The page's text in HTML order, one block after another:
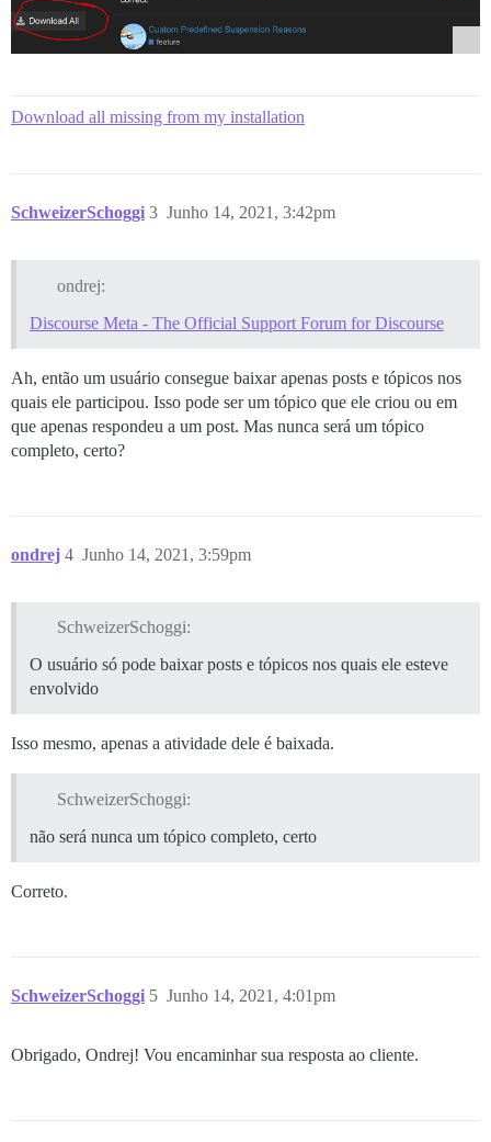
Download all missing from my installation
SchweizerSchoggi Junho 14, 2021, 3:42pm
3
ondrej:
Discourse Meta - The Official Support Forum for Discourse
Ah, então um usuário consegue baixar apenas posts e tópicos nos
quais ele participou. Isso pode ser um tópico que ele criou ou em
que apenas respondeu a um post. Mas nunca será um tópico
completo, certo?
ondrej Junho 14, 2021, 3:59pm
4
SchweizerSchoggi:
O usuário só pode baixar posts e tópicos nos quais ele esteve
envolvido
Isso mesmo, apenas a atividade dele é baixada.
SchweizerSchoggi:
não será nunca um tópico completo, certo
Correto.
SchweizerSchoggi Junho 14, 2021, 4:01pm
5
Obrigado, Ondrej! Vou encaminhar sua resposta ao cliente.